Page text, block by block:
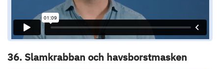
36. Slamkrabban och havsborstmasken